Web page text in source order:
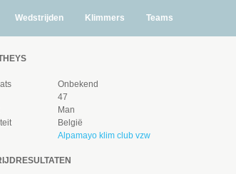
Wedstrijden Klimmers Teams
Onbekend
47
Man
België
Alpamayo klim club vzw